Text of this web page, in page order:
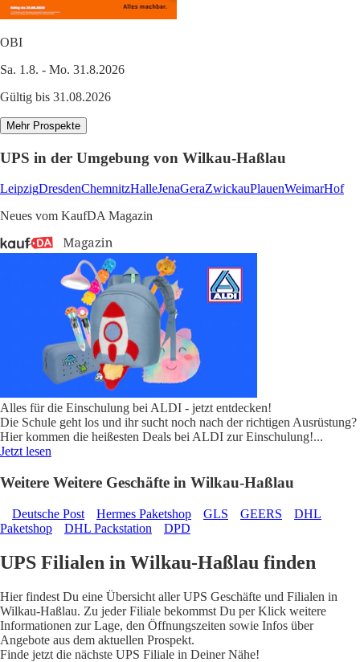
OBI
Sa. 1.8. - Mo. 31.8.2026
Gültig bis 31.08.2026
Mehr Prospekte
UPS in der Umgebung von Wilkau-Haßlau
LeipzigDresdenChemnitzHalleJenaGeraZwickauPlauenWeimarHof
Neues vom KaufDA Magazin
Alles für die Einschulung bei ALDI - jetzt entdecken!
Die Schule geht los und ihr sucht noch nach der richtigen Ausrüstung?
Hier kommen die heißesten Deals bei ALDI zur Einschulung!...
Jetzt lesen
Weitere Weitere Geschäfte in Wilkau-Haßlau
Deutsche Post Hermes Paketshop GLS GEERS
DHL
Paketshop
DHL Packstation DPD
UPS Filialen in Wilkau-Haßlau finden
Hier findest Du eine Übersicht aller UPS Geschäfte und Filialen in
Wilkau-Haßlau. Zu jeder Filiale bekommst Du per Klick weitere
Informationen zur Lage, den Öffnungszeiten sowie Infos über
Angebote aus dem aktuellen Prospekt.
Finde jetzt die nächste UPS Filiale in Deiner Nähe!